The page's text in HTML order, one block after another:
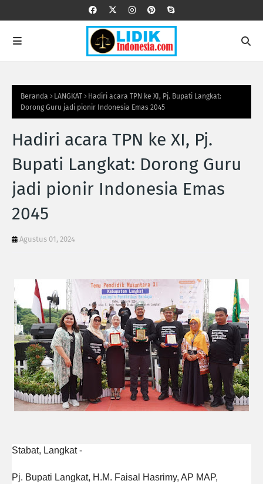
Beranda LANGKAT
Hadiri acara TPN ke XI, Pj. Bupati Langkat:
Dorong Guru jadi pionir Indonesia Emas 2045
Hadiri acara TPN ke XI, Pj.
Bupati Langkat: Dorong Guru
jadi pionir Indonesia Emas
2045
Agustus 01, 2024
Stabat, Langkat -
Pj. Bupati Langkat, H.M. Faisal Hasrimy, AP MAP,